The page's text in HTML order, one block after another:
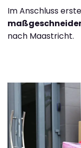
Im Anschluss
nach Maastricht.